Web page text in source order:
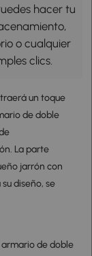
hacer tu
o cualquier
clics.
un toque
de doble
La parte
jarrón con
diseño, se
de doble